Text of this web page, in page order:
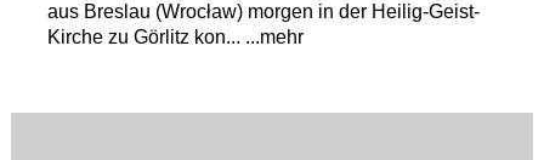
aus Breslau (Wrocław) morgen in der Heilig-Geist-
Kirche zu Görlitz kon... ...mehr